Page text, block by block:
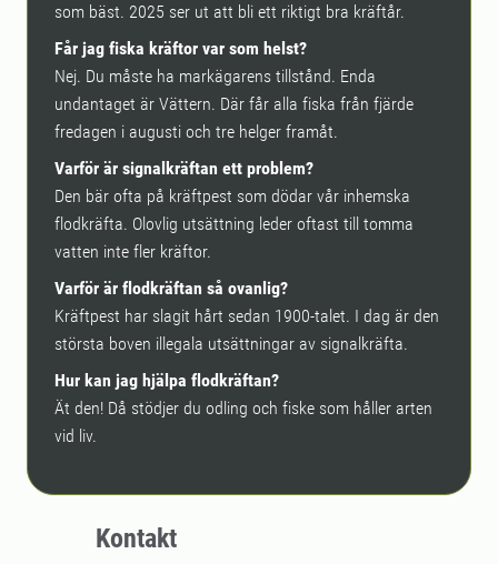
som bäst. 2025 ser ut att bli ett riktigt bra kräftår.
Får jag fiska kräftor var som helst?
Nej. Du måste ha markägarens tillstånd. Enda
undantaget är Vättern. Där får alla fiska från fjärde
fredagen i augusti och tre helger framåt.
Varför är signalkräftan ett problem?
Den bär ofta på kräftpest som dödar vår inhemska
flodkräfta. Olovlig utsättning leder oftast till tomma
vatten inte fler kräftor.
Varför är flodkräftan så ovanlig?
Kräftpest har slagit hårt sedan 1900-talet. I dag är den
största boven illegala utsättningar av signalkräfta.
Hur kan jag hjälpa flodkräftan?
Ät den! Då stödjer du odling och fiske som håller arten
vid liv.
Kontakt